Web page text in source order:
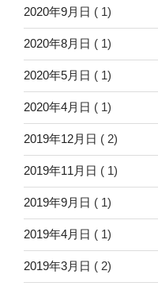
2020年9月日 ( 1)
2020年8月日 ( 1)
2020年5月日 ( 1)
2020年4月日 ( 1)
2019年12月日 ( 2)
2019年11月日 ( 1)
2019年9月日 ( 1)
2019年4月日 ( 1)
2019年3月日 ( 2)